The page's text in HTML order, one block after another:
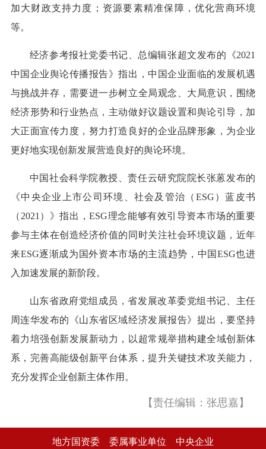
加大财政支持力度；资源要素精准保障，优化营商环境
等。
经济参考报社党委书记、总编辑张超文发布的《2021
中国企业舆论传播报告》指出，中国企业面临的发展机遇
与挑战并存，需要进一步树立全局观念、大局意识，围绕
经济形势和行业热点，主动做好议题设置和舆论引导，加
大正面宣传力度，努力打造良好的企业品牌形象，为企业
更好地实现创新发展营造良好的舆论环境。
中国社会科学院教授、责任云研究院院长张蒽发布的
《中央企业上市公司环境、社会及管治（ESG）蓝皮书
（2021）》指出，ESG理念能够有效引导资本市场的重要
参与主体在创造经济价值的同时关注社会环境议题，近年
来ESG逐渐成为国外资本市场的主流趋势，中国ESG也进
入加速发展的新阶段。
山东省政府党组成员，省发展改革委党组书记、主任
周连华发布的《山东省区域经济发展报告》提出，要坚持
着力培强创新发展新动力，以超常规举措构建全域创新体
系，完善高能级创新平台体系，提升关键技术攻关能力，
充分发挥企业创新主体作用。
【责任编辑：张思嘉】
地方国资委 委属事业单位 中央企业